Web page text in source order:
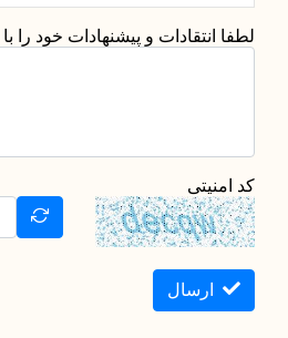
لطفا انتقادات و پیشنهادات خود را
کد امنیتی
ارسال